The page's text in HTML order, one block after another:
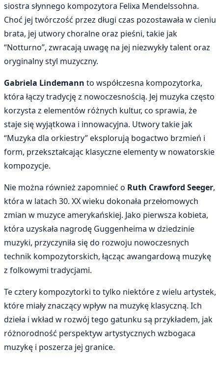
siostra słynnego kompozytora Felixa Mendelssohna.
Choć jej twórczość przez długi czas pozostawała w cieniu
brata, jej utwory choralne oraz pieśni, takie jak
“Notturno”, zwracają uwagę na jej niezwykły talent oraz
oryginalny styl muzyczny.
Gabriela Lindemann to współczesna kompozytorka,
która łączy tradycję z nowoczesnością. Jej muzyka często
korzysta z elementów różnych kultur, co sprawia, że
staje się wyjątkowa i innowacyjna. Utwory takie jak
“Muzyka dla orkiestry” eksplorują bogactwo brzmień i
form, przekształcając klasyczne elementy w nowatorskie
kompozycje.
Nie można również zapomnieć o Ruth Crawford Seeger,
która w latach 30. XX wieku dokonała przełomowych
zmian w muzyce amerykańskiej. Jako pierwsza kobieta,
która uzyskała nagrodę Guggenheima w dziedzinie
muzyki, przyczyniła się do rozwoju nowoczesnych
technik kompozytorskich, łącząc awangardową muzykę
z folkowymi tradycjami.
Te cztery kompozytorki to tylko niektóre z wielu artystek,
które miały znaczący wpływ na muzykę klasyczną. Ich
dzieła i wkład w rozwój tego gatunku są przykładem, jak
różnorodność perspektyw artystycznych wzbogaca
muzykę i poszerza jej granice.